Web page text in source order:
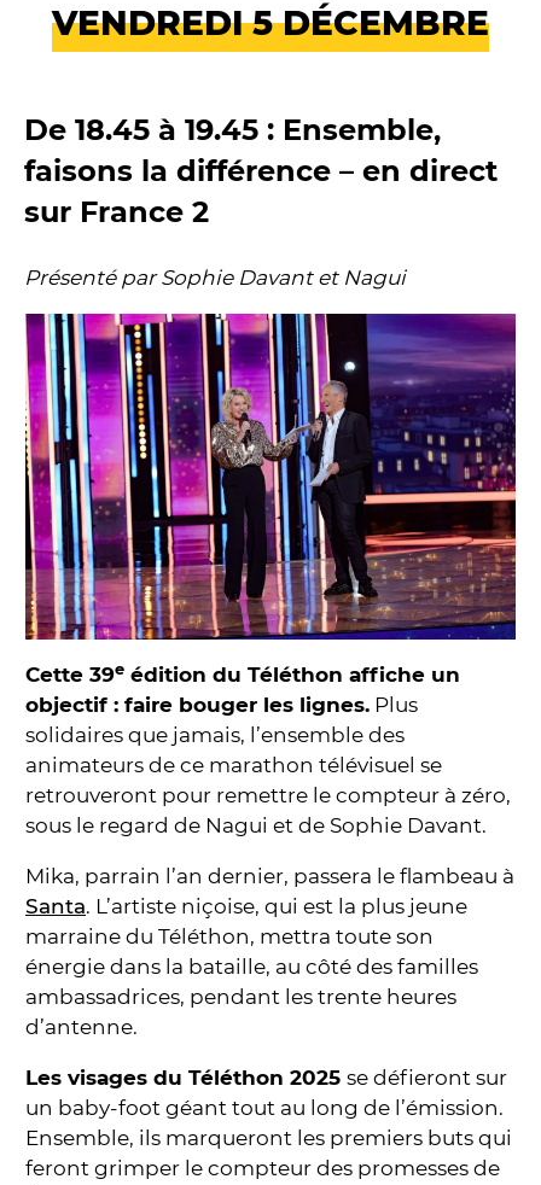
VENDREDI 5 DÉCEMBRE
De 18.45 à 19.45 : Ensemble,
faisons la différence – en direct
sur France 2
Présenté par Sophie Davant et Nagui
Cette 39e édition du Téléthon affiche un
objectif : faire bouger les lignes. Plus
solidaires que jamais, l’ensemble des
animateurs de ce marathon télévisuel se
retrouveront pour remettre le compteur à zéro,
sous le regard de Nagui et de Sophie Davant.
Mika, parrain l’an dernier, passera le flambeau à
Santa. L’artiste niçoise, qui est la plus jeune
marraine du Téléthon, mettra toute son
énergie dans la bataille, au côté des familles
ambassadrices, pendant les trente heures
d’antenne.
Les visages du Téléthon 2025 se défieront sur
un baby-foot géant tout au long de l’émission.
Ensemble, ils marqueront les premiers buts qui
feront grimper le compteur des promesses de